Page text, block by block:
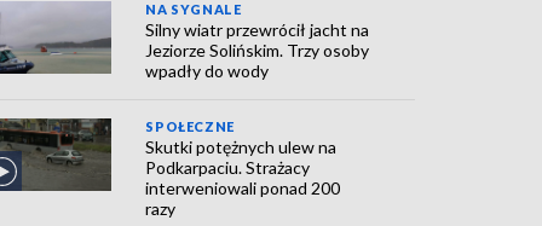
NA SYGNALE
Silny wiatr przewrócił jacht na
Jeziorze Solińskim. Trzy osoby
wpadły do wody
SPOŁECZNE
Skutki potężnych ulew na
Podkarpaciu. Strażacy
interweniowali ponad 200
razy